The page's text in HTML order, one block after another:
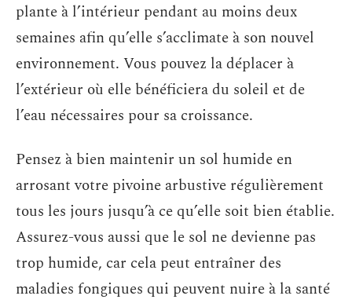
plante à l’intérieur pendant au moins deux
semaines afin qu’elle s’acclimate à son nouvel
environnement. Vous pouvez la déplacer à
l’extérieur où elle bénéficiera du soleil et de
l’eau nécessaires pour sa croissance.
Pensez à bien maintenir un sol humide en
arrosant votre pivoine arbustive régulièrement
tous les jours jusqu’à ce qu’elle soit bien établie.
Assurez-vous aussi que le sol ne devienne pas
trop humide, car cela peut entraîner des
maladies fongiques qui peuvent nuire à la santé